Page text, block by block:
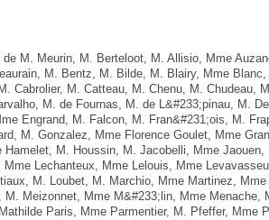
de M. Meurin, M. Berteloot, M. Allisio, Mme
M. Bentz, M. Bilde, M. Blairy, Mme
Cabrolier, M. Catteau, M. Chenu, M. Chudeau,
M. de Fournas, M. de L&#233;pinau, M.
Engrand, M. Falcon, M. Fran&#231;ois, M.
M. Gonzalez, Mme Florence Goulet, Mme
Hamelet, M. Houssin, M. Jacobelli, Mme
Mme Lechanteux, Mme Lelouis, Mme
M. Loubet, M. Marchio, Mme Martinez,
M. Meizonnet, Mme M&#233;lin, Mme Menache,
Paris, Mme Parmentier, M. Pfeffer, Mme